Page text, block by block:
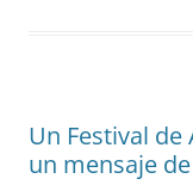
Un Festival
un mensaje